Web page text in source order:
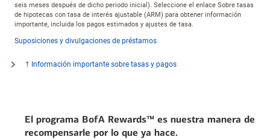
seis meses después de dicho periodo inicial). Seleccione el enlace Sobre tasas
de hipotecas con tasa de interés ajustable (ARM) para obtener información
importante, incluida los pagos estimados y ajustes de tasa.
Suposiciones y divulgaciones de préstamos
† Información importante sobre tasas y pagos
El programa BofA Rewards™ es nuestra manera de
recompensarle por lo que ya hace.